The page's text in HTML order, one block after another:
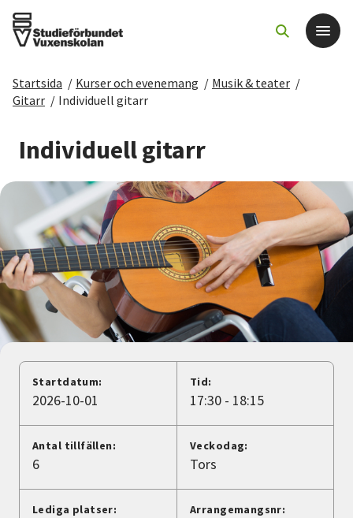
Det här gör vi
För dig som
Sök kurser och evenemang
Om SV
Starta studiecirkel
Cirkelledare
Nyheter
Avdelningar
Lyssna
Startsida / Kurser och evenemang / Musik & teater /
Gitarr / Individuell gitarr
Individuell gitarr
Startdatum:
2026-10-01
Tid:
17:30 - 18:15
Antal tillfällen:
6
Veckodag:
Tors
Lediga platser: Arrangemangsnr: